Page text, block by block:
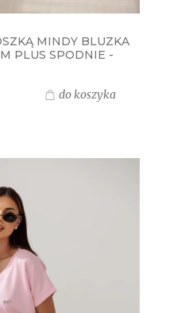
MINDY BLUZKA
PLUS SPODNIE -
do koszyka